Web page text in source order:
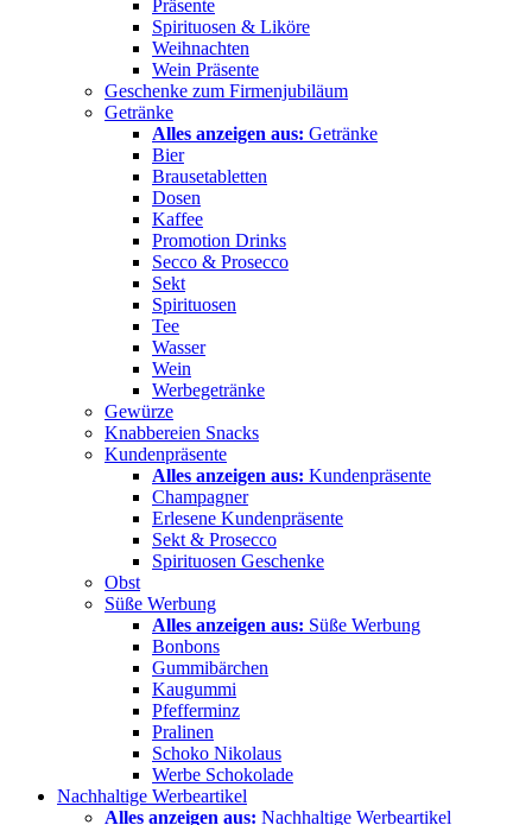
Präsente
Spirituosen & Liköre
Weihnachten
Wein Präsente
Geschenke zum Firmenjubiläum
Getränke
Alles anzeigen aus: Getränke
Bier
Brausetabletten
Dosen
Kaffee
Promotion Drinks
Secco & Prosecco
Sekt
Spirituosen
Tee
Wasser
Wein
Werbegetränke
Gewürze
Knabbereien Snacks
Kundenpräsente
Alles anzeigen aus: Kundenpräsente
Champagner
Erlesene Kundenpräsente
Sekt & Prosecco
Spirituosen Geschenke
Obst
Süße Werbung
Alles anzeigen aus: Süße Werbung
Bonbons
Gummibärchen
Kaugummi
Pfefferminz
Pralinen
Schoko Nikolaus
Werbe Schokolade
Nachhaltige Werbeartikel
Alles anzeigen aus: Nachhaltige Werbeartikel